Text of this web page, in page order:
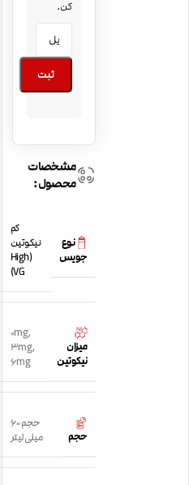
کن.
ثبت
مشخصات
محصول:
نوع
جویس
کم
نیکوتین
(High
VG)
میزان
نیکوتین
0mg,
3mg,
6mg
حجم
حجم 60
میلی لیتر